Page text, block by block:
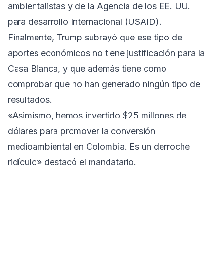
ambientalistas y de la Agencia de los EE. UU.
para desarrollo Internacional (USAID).
Finalmente, Trump subrayó que ese tipo de
aportes económicos no tiene justificación para la
Casa Blanca, y que además tiene como
comprobar que no han generado ningún tipo de
resultados.
«Asimismo, hemos invertido $25 millones de
dólares para promover la conversión
medioambiental en Colombia. Es un derroche
ridículo» destacó el mandatario.